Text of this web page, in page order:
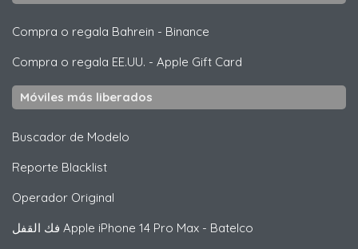
Compra o regala Bahrein - Binance
Compra o regala EE.UU. - Apple Gift Card
Móviles más liberados
Buscador de Modelo
Reporte Blacklist
Operador Original
Apple iPhone 14 Pro Max - Batelco